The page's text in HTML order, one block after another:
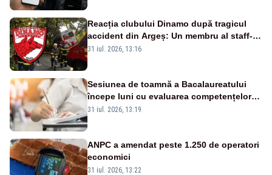
Reacția clubului Dinamo după tragicul
accident din Argeș: Un membru al staff-
ului medical a murit, antrenorul Adrian
31 iul. 2026, 13:16
Sesiunea de toamnă a Bacalaureatului
începe luni cu evaluarea competențelor
orale la Limba română
31 iul. 2026, 13:19
ANPC a amendat peste 1.250 de operatori
economici
31 iul. 2026, 13:22